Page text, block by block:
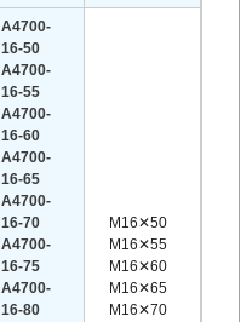
A4700-
16-50
A4700-
16-55
A4700-
16-60
A4700-
16-65
A4700-
16-70
A4700-
16-75
A4700-
16-80
M16✕50
M16✕55
M16✕60
M16✕65
M16✕70